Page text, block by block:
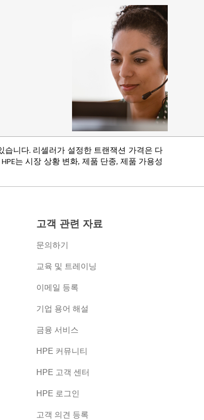
서비스
니다. 리셀러가 설정한 트랜잭션 가격은 다
는 시장 상황 변화, 제품 단종, 제품 가용성
고객 관련 자료
문의하기
교육 및 트레이닝
이메일 등록
기업 용어 해설
금융 서비스
HPE 커뮤니티
HPE 고객 센터
HPE 로그인
고객 의견 등록